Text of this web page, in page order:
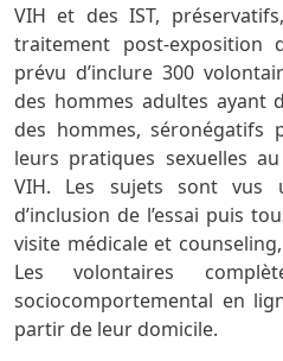
VIH et des IST,
traitement post-exposition
prévu d’inclure 300
des hommes adultes ayant
des hommes, séronégatifs
leurs pratiques sexuelles
VIH. Les sujets sont vus
d’inclusion de l’essai puis
visite médicale et counseling,
Les volontaires
sociocomportemental en
partir de leur domicile.